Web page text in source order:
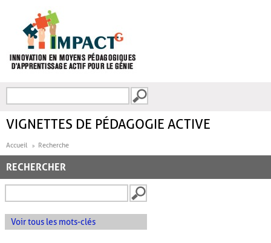
FORMULAIRE DE
VIGNETTES DE PÉDAGOGIE ACTIVE
Accueil Recherche
RECHERCHER
Voir tous les mots-clés